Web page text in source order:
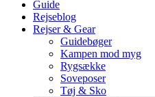
Guide
Rejseblog
Rejser & Gear
Guidebøger
Kampen mod myg
Rygsække
Soveposer
Tøj & Sko